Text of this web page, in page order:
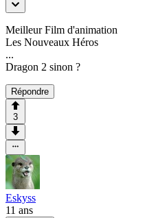
Meilleur Film d'animation
Les Nouveaux Héros
...
Dragon 2 sinon ?
Répondre
3
Eskyss
11 ans